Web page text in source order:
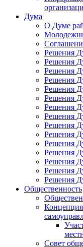
Дума
О Думе
Решения
Решения
Решения
Решения
Решения
Решения
Решения
Решения
Решения
Решения
Решения
Решения
Решения
Решения
Решения
Общественность
Концепция
Совет